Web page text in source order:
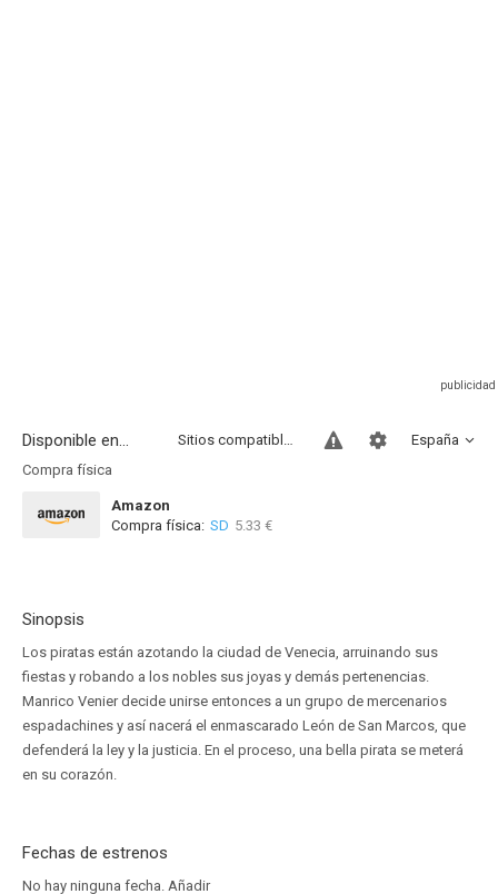
Disponible en... España
Sitios compatibles
Compra física
Amazon
Compra física: SD 5.33 €
Sinopsis
Los piratas están azotando la ciudad de Venecia, arruinando sus
fiestas y robando a los nobles sus joyas y demás pertenencias.
Manrico Venier decide unirse entonces a un grupo de mercenarios
espadachines y así nacerá el enmascarado León de San Marcos, que
defenderá la ley y la justicia. En el proceso, una bella pirata se meterá
en su corazón.
Fechas de estrenos
No hay ninguna fecha. Añadir